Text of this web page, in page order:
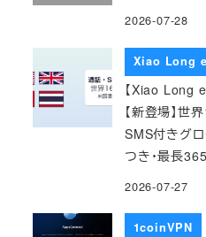
2026-07-28
Xiao Long
【Xiao Long
【新登場】世
SMS付きグ
つき・最長365
2026-07-27
1coinVPN